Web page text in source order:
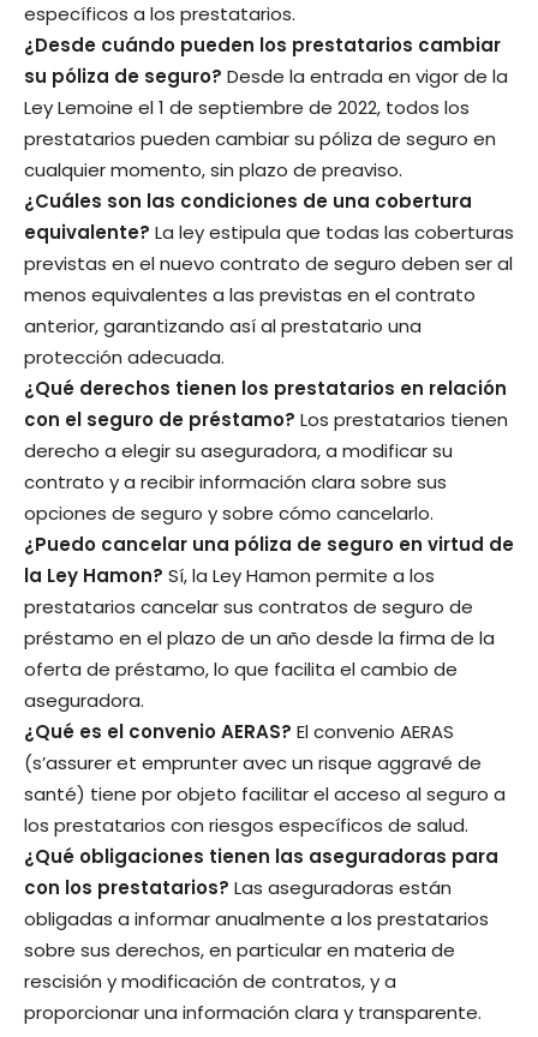
específicos a los prestatarios.
¿Desde cuándo pueden los prestatarios cambiar
su póliza de seguro? Desde la entrada en vigor de la
Ley Lemoine el 1 de septiembre de 2022, todos los
prestatarios pueden cambiar su póliza de seguro en
cualquier momento, sin plazo de preaviso.
¿Cuáles son las condiciones de una cobertura
equivalente? La ley estipula que todas las coberturas
previstas en el nuevo contrato de seguro deben ser al
menos equivalentes a las previstas en el contrato
anterior, garantizando así al prestatario una
protección adecuada.
¿Qué derechos tienen los prestatarios en relación
con el seguro de préstamo? Los prestatarios tienen
derecho a elegir su aseguradora, a modificar su
contrato y a recibir información clara sobre sus
opciones de seguro y sobre cómo cancelarlo.
¿Puedo cancelar una póliza de seguro en virtud de
la Ley Hamon? Sí, la Ley Hamon permite a los
prestatarios cancelar sus contratos de seguro de
préstamo en el plazo de un año desde la firma de la
oferta de préstamo, lo que facilita el cambio de
aseguradora.
¿Qué es el convenio AERAS? El convenio AERAS
(s’assurer et emprunter avec un risque aggravé de
santé) tiene por objeto facilitar el acceso al seguro a
los prestatarios con riesgos específicos de salud.
¿Qué obligaciones tienen las aseguradoras para
con los prestatarios? Las aseguradoras están
obligadas a informar anualmente a los prestatarios
sobre sus derechos, en particular en materia de
rescisión y modificación de contratos, y a
proporcionar una información clara y transparente.